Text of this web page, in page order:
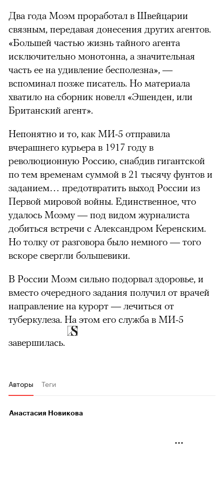
Два года Моэм проработал в Швейцарии
связным, передавая донесения других агентов.
«Большей частью жизнь тайного агента
исключительно монотонна, а значительная
часть ее на удивление бесполезна», —
вспоминал позже писатель. Но материала
хватило на сборник новелл «Эшенден, или
Британский агент».
Непонятно и то, как МИ-5 отправила
вчерашнего курьера в 1917 году в
революционную Россию, снабдив гигантской
по тем временам суммой в 21 тысячу фунтов и
заданием… предотвратить выход России из
Первой мировой войны. Единственное, что
удалось Моэму — под видом журналиста
добиться встречи с Александром Керенским.
Но толку от разговора было немного — того
вскоре свергли большевики.
В России Моэм сильно подорвал здоровье, и
вместо очередного задания получил от врачей
направление на курорт — лечиться от
туберкулеза. На этом его служба в МИ-5
завершилась.
Авторы Теги
Анастасия Новикова